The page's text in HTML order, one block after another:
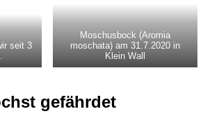
seit 3
Moschusbock (Aromia
moschata) am 31.7.2020 in
Klein Wall
gefährdet